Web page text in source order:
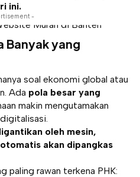
ini.
-
Banyak yang
soal ekonomi global atau
Ada pola besar yang
makin mengutamakan
oleh mesin,
akan dipangkas
paling rawan terkena PHK: